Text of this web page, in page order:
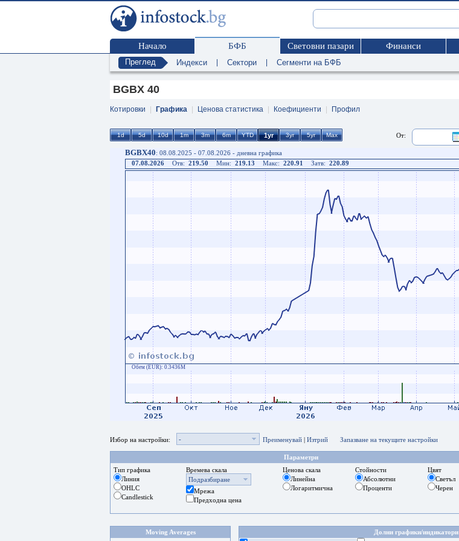
Начало БФБ Световни пазари Финанси
Преглед Индекси Сектори Сегменти на БФБ
BGBX 40
Котировки Графика Ценова статистика Коефициенти Профил
От:
BGBX40: 08.08.2025 - 07.08.2026 - дневна графика
07.08.2026
Отв: 219.50 Мин: 219.13 Макс: 220.91 Затв: 220.89
Обем (EUR): 0.3436M
Избор на настройки: - Преименувай | Изтрий Запазване на текущите настройки
Параметри
Тип графика
Линия
OHLC
Candlestick
Времева скала
Подразбиране
Мрежа
Предходна цена
Ценова скала
Линейна
Логаритмична
Стойности
Абсолютни
Проценти
Цвят
Светъл
Черен
Moving Averages
Долни графики/индикатори